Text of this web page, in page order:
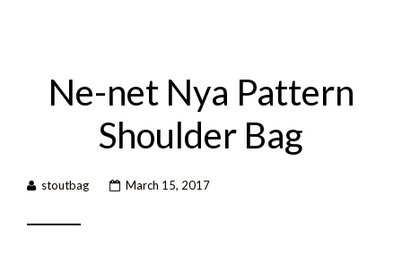
Ne-net Nya Pattern
Shoulder Bag
stoutbag March 15, 2017